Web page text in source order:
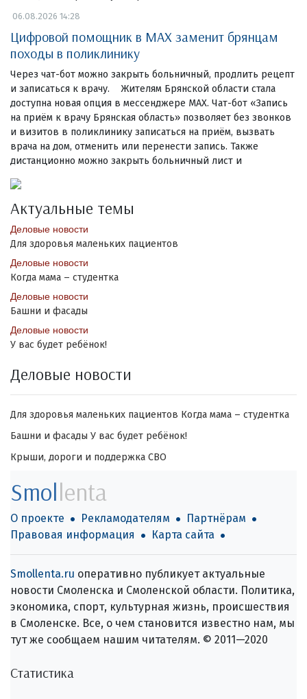
06.08.2026 14:28
Цифровой помощник в MAX заменит брянцам
походы в поликлинику
Через чат-бот можно закрыть больничный, продлить рецепт
и записаться к врачу. Жителям Брянской области стала
доступна новая опция в мессенджере MAX. Чат-бот «Запись
на приём к врачу Брянская область» позволяет без звонков
и визитов в поликлинику записаться на приём, вызвать
врача на дом, отменить или перенести запись. Также
дистанционно можно закрыть больничный лист и
Актуальные темы
Деловые новости
Для здоровья маленьких пациентов
Деловые новости
Когда мама – студентка
Деловые новости
Башни и фасады
Деловые новости
У вас будет ребёнок!
Деловые новости
Для здоровья маленьких пациентов Когда мама – студентка
Башни и фасады У вас будет ребёнок!
Крыши, дороги и поддержка СВО
Smollenta
О проекте Рекламодателям
Партнёрам
Правовая информация
Карта сайта
Smollenta.ru оперативно публикует актуальные
новости Смоленска и Смоленской области. Политика,
экономика, спорт, культурная жизнь, происшествия
в Смоленске. Все, о чем становится известно нам, мы
тут же сообщаем нашим читателям. © 2011—2020
Статистика